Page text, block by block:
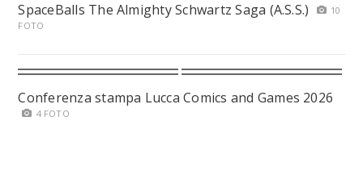
SpaceBalls The Almighty Schwartz Saga (A.S.S.)
10
FOTO
Conferenza stampa Lucca Comics and Games 2026
4 FOTO